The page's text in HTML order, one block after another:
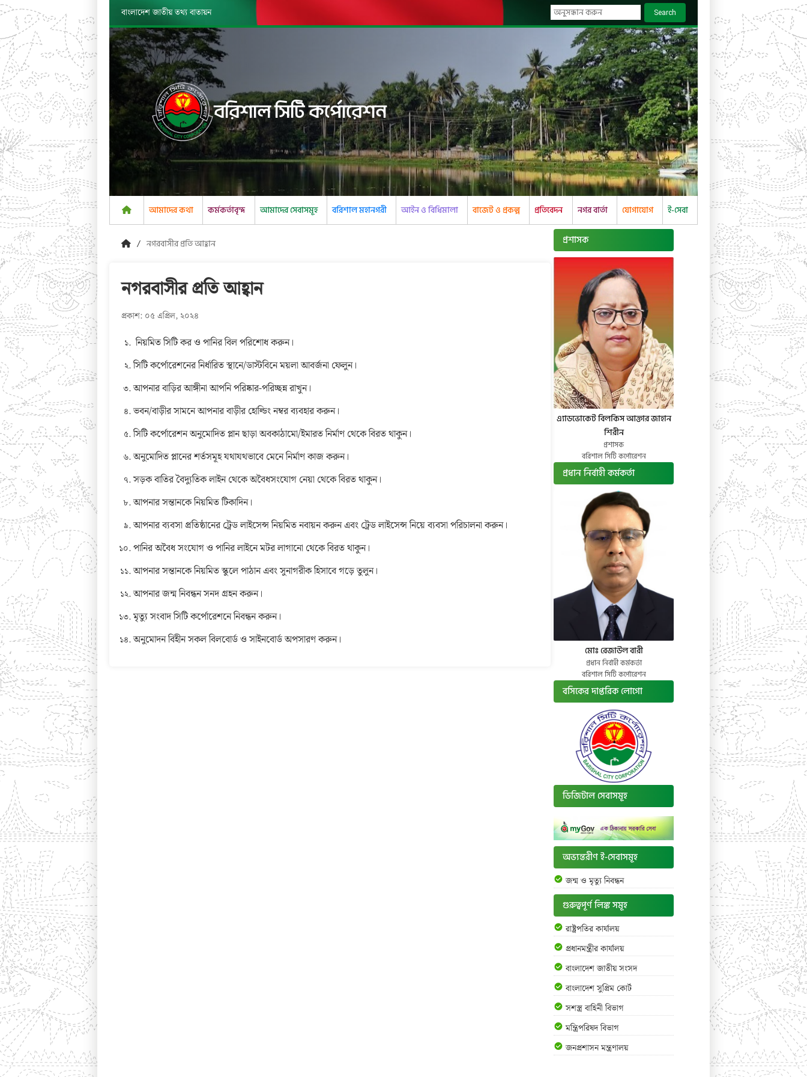
বাংলাদেশ জাতীয় তথ্য বাতায়ন Search
বরিশাল সিটি কর্পোরেশন
আমাদের কথা কর্মকর্তাবৃন্দ আমাদের সেবাসমূহ বরিশাল মহানগরী আইন ও বিধিমালা বাজেট ও প্রকল্প প্রতিবেদন নগর বার্তা যোগাযোগ ই-সেবা
নগরবাসীর প্রতি আহ্বান
নগরবাসীর প্রতি আহ্বান
প্রকাশ: ০৫ এপ্রিল, ২০২৪
নিয়মিত সিটি কর ও পানির বিল পরিশোধ করুন।
সিটি কর্পোরেশনের নির্ধারিত স্থানে/ডাস্টবিনে ময়লা আবর্জনা ফেলুন।
আপনার বাড়ির আঙ্গীনা আপনি পরিষ্কার-পরিচ্ছন্ন রাখুন।
ভবন/বাড়ীর সামনে আপনার বাড়ীর হোল্ডিং নম্বর ব্যবহার করুন।
সিটি কর্পোরেশন অনুমোদিত প্লান ছাড়া অবকাঠামো/ইমারত নির্মাণ থেকে বিরত থাকুন।
অনুমোদিত প্লানের শর্তসমূহ যথাযথভাবে মেনে নির্মাণ কাজ করুন।
সড়ক বাতির বৈদ্যুতিক লাইন থেকে অবৈধসংযোগ নেয়া থেকে বিরত থাকুন।
আপনার সন্তানকে নিয়মিত টিকাদিন।
আপনার ব্যবসা প্রতিষ্ঠানের ট্রেড লাইসেন্স নিয়মিত নবায়ন করুন এবং ট্রেড লাইসেন্স নিয়ে ব্যবসা পরিচালনা করুন।
পানির অবৈধ সংযোগ ও পানির লাইনে মটর লাগানো থেকে বিরত থাকুন।
আপনার সন্তানকে নিয়মিত স্কুলে পাঠান এবং সুনাগরীক হিসাবে গড়ে তুলুন।
আপনার জন্ম নিবন্ধন সনদ গ্রহন করুন।
মৃত্যু সংবাদ সিটি কর্পোরেশনে নিবন্ধন করুন।
অনুমোদন বিহীন সকল বিলবোর্ড ও সাইনবোর্ড অপসারণ করুন।
প্রশাসক
এ্যাডভোকেট বিলকিস আক্তার জাহান
শিরীন
প্রশাসক
বরিশাল সিটি কর্পোরেশন
প্রধান নির্বাহী কর্মকর্তা
মোঃ রেজাউল বারী
প্রধান নির্বাহী কর্মকর্তা
বরিশাল সিটি কর্পোরেশন
বসিকের দাপ্তরিক লোগো
ডিজিটাল সেবাসমূহ
অভ্যন্তরীণ ই-সেবাসমূহ
জন্ম ও মৃত্যু নিবন্ধন
গুরুত্বপূর্ণ লিঙ্ক সমূহ
রাষ্ট্রপতির কার্যালয়
প্রধানমন্ত্রীর কার্যালয়
বাংলাদেশ জাতীয় সংসদ
বাংলাদেশ সুপ্রিম কোর্ট
সশস্ত্র বাহিনী বিভাগ
মন্ত্রিপরিষদ বিভাগ
জনপ্রশাসন মন্ত্রণালয়